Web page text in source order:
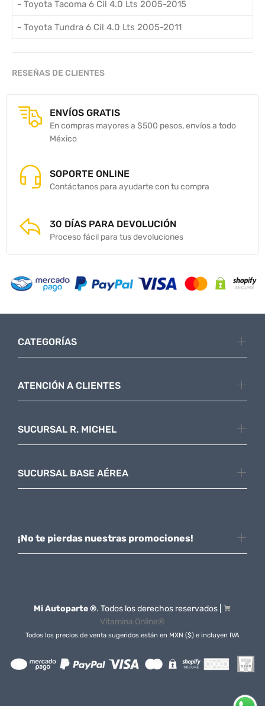
- Toyota Tacoma 6 Cil 4.0 Lts 2005-2015
- Toyota Tundra 6 Cil 4.0 Lts 2005-2011
RESEÑAS DE CLIENTES
ENVÍOS GRATIS
En compras mayores a $500 pesos, envíos a todo
México
SOPORTE ONLINE
Contáctanos para ayudarte con tu compra
30 DÍAS PARA DEVOLUCIÓN
Proceso fácil para tus devoluciones
¡No te pierdas nuestras promociones!
CATEGORÍAS
ATENCIÓN A CLIENTES
SUCURSAL R. MICHEL
SUCURSAL BASE AÉREA
Mi Autoparte ®. Todos los derechos reservados |
Vitamina Online®
Todos los precios de venta sugeridos están en MXN ($) e incluyen IVA